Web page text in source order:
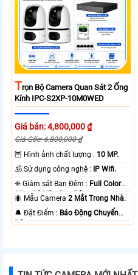
TRọn Bộ Camera Quan Sát 2 Ống
Kính IPC-S2XP-10M0WED
Giá bán: 4,800,000 ₫
Giá Gốc: 6,800,000 ₫
🦉 Hình ảnh chất lượng : 10 MP.
🕉️ Sử dụng công nghệ :
IP Wifi.
❈ Giám sát Ban Đêm : Full Color
20m Có Màu Ban Ðêm.
🐜 Mẫu Camera2 Mắt Trong Nhà.
️🔔 Đặt Điểm : Báo Động Chuyển
Động.